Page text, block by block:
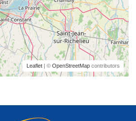
Leaflet | © OpenStreetMap contributors